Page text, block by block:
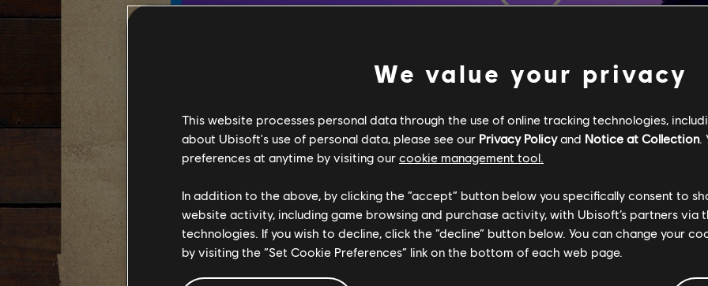
Este año vamos a seleccionar a veinte ganadores, y el primer clasificado
viada al estudio de Ubisoft Montreal. Los clasificados en segunda y tercera
recibirán una copia deAvatar: Frontiers of Pandora. Todos las obras
exposición en Montreal, y los autores recibirán una selección de premios que
de dicha obra, un año de suscripción a Ubisoft+ Premium y una selección de
de Ubisoft.
We value your privacy
This website processes personal data through the use of online tracking technologies,
about Ubisoft's use of personal data, please see our Privacy Policyand Notice at Collection.
preferences at anytime by visiting our cookie management tool.
In addition to the above, by clicking the “accept” button below you specifically consent to
website activity, including game browsing and purchase activity, with Ubisoft’s partners via
technologies. If you wish to decline, click the “decline” button below. You can change your
by visiting the “Set Cookie Preferences” link on the bottom of each web page.